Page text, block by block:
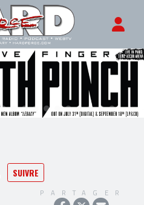
SUIVRE
PARTAGER